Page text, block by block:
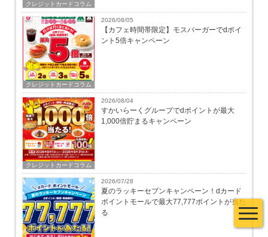
クレジットカードコラム
クレジットカードコラム
2026/08/05
【カフェ時間帯限定】モスバーガーでdポイ
ント5倍キャンペーン
クレジットカードコラム
2026/08/04
すかいらーくグループでdポイントが最大
1,000倍貯まるキャンペーン
2026/07/28
夏のラッキーセブンキャンペーン！dカード
ポイントモールで最大77,777ポイントが当た
る